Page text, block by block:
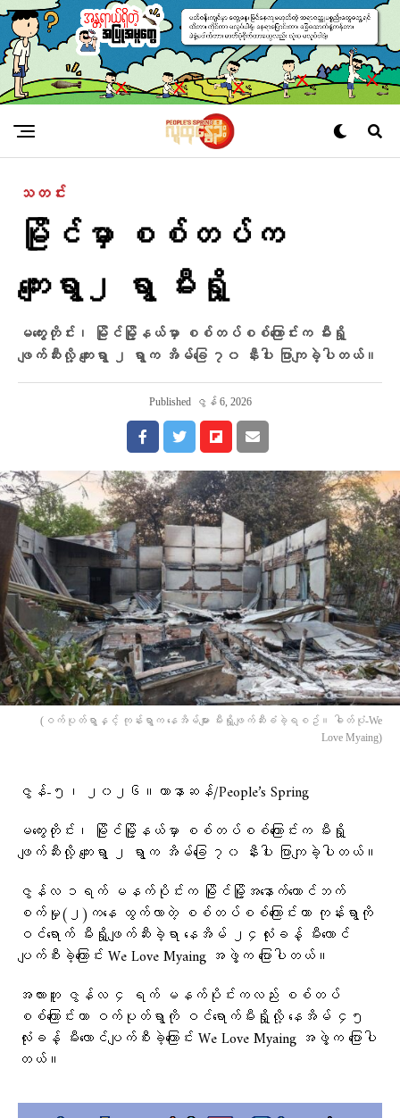
သတင်း
မြိုင်မှာ စစ်တပ်က
ကျေးရွာ၂ ရွာ မီးရှို့
မကွေးတိုင်း၊ မြိုင်မြို့နယ်မှာ စစ်တပ်စစ်ကြောင်းက မီးရှို့
ဖျက်ဆီးလို့ ကျေးရွာ ၂ ရွာက အိမ်ခြေ ၇၀ နီးပါး ပြာကျခဲ့ပါတယ်။
Published ဇွန် 6, 2026
(ဝက်ပုတ်ရွာနှင့် ကုန်းရွာက နေအိမ်များ မီးရှို့ဖျက်ဆီးခံခဲ့ရစဥ်။ ဓါတ်ပုံ-We
Love Myaing)
ဇွန်-၅၊ ၂၀၂၆။ဟာနာဆန်/People’s Spring
မကွေးတိုင်း၊ မြိုင်မြို့နယ်မှာ စစ်တပ်စစ်ကြောင်းက မီးရှို့
ဖျက်ဆီးလို့ ကျေးရွာ ၂ ရွာက အိမ်ခြေ ၇၀ နီးပါး ပြာကျခဲ့ပါတယ်။
ဇွန်လ ၁ရက် မနက်ပိုင်းက မြိုင်မြို့အနောက်တောင်ဘက်
စက်မှု(၂)ကနေ ထွက်လာတဲ့ စစ်တပ်စစ်ကြောင်းဟာ ကုန်းရွာကို
ဝင်ရောက် မီးရှို့ဖျက်ဆီးခဲ့ရာ နေအိမ် ၂၄လုံးခန့် မီးလောင်
ပျက်စီးခဲ့ကြောင်း We Love Myaing အဖွဲ့က ပြောပါတယ်။
အလားတူ ဇွန်လ ၄ ရက် မနက်ပိုင်းကလည်း စစ်တပ်
စစ်ကြောင်းဟာ ဝက်ပုတ်ရွာကို ဝင်ရောက်မီးရှို့လို့ နေအိမ် ၄၅
လုံးခန့် မီးလောင်ပျက်စီးခဲ့ကြောင်း We Love Myaing အဖွဲ့က ပြောပါ
တယ်။